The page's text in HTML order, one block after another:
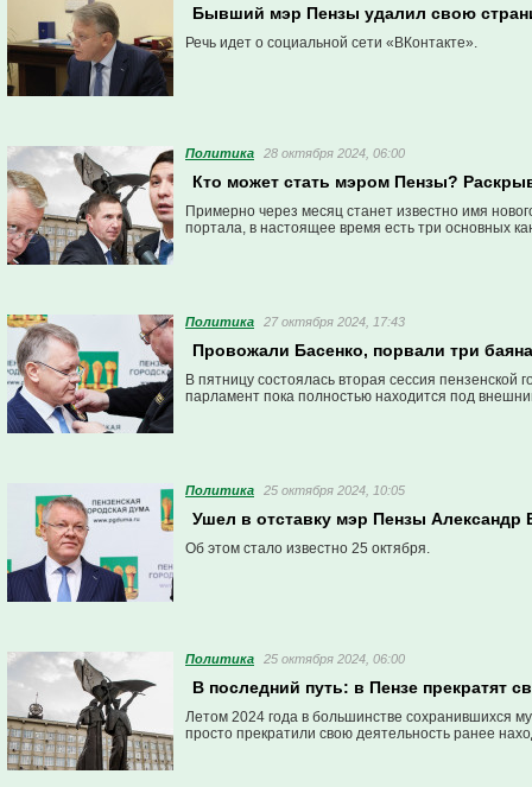
Бывший мэр Пензы удалил свою
Речь идет о социальной сети «ВКонтакте».
Политика 28 октября 2024, 06:00
Кто может стать мэром Пензы?
Примерно через месяц станет известно имя
портала, в настоящее время есть три основных
Политика 27 октября 2024, 17:43
Провожали Басенко, порвали три баяна
В пятницу состоялась вторая сессия
парламент пока полностью находится под
Политика 25 октября 2024, 10:05
Ушел в отставку мэр Пензы Александр
Об этом стало известно 25 октября.
Политика 25 октября 2024, 06:00
В последний путь: в Пензе прекратят
Летом 2024 года в большинстве сохранившихся
просто прекратили свою деятельность ранее